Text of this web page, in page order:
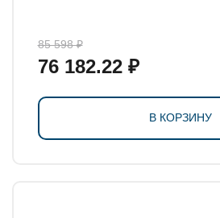
85 598 ₽
76 182.22 ₽
В КОРЗИНУ